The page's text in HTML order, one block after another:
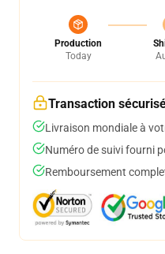
Production
Today
Transaction
Livraison mondiale à
Numéro de suivi fourni
Remboursement